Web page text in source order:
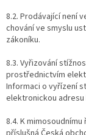
8.2. Prodávající není
chování ve smyslu
zákoníku.
8.3. Vyřizování
prostřednictvím
Informaci o vyřízení
elektronickou adresu
8.4. K